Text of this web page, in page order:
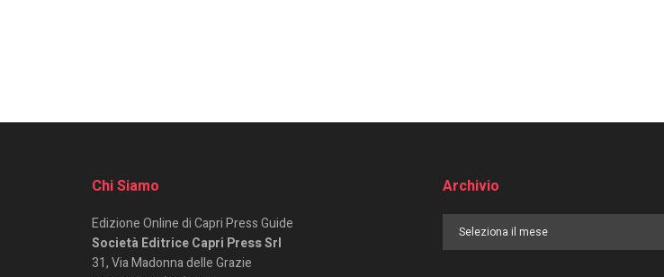
Chi Siamo
Edizione Online di Capri Press Guide
Società Editrice Capri Press Srl
31, Via Madonna delle Grazie
Archivio